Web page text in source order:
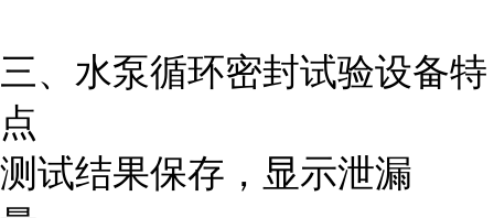
三、水泵循环密封试验设备特
点
测试结果保存，显示泄漏